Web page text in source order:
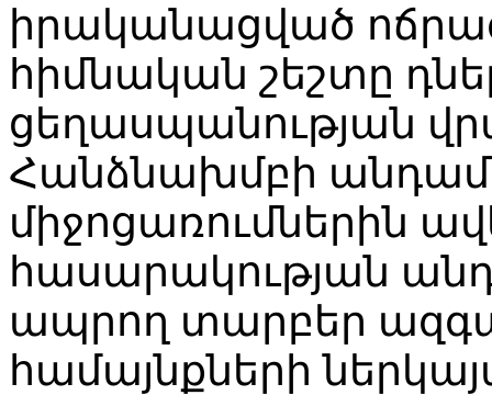
իրականացված
հիմնական շեշտը
ցեղասպանության
Հանձնախմբի
միջոցառումներին
հասարակության
ապրող տարբեր
համայնքների